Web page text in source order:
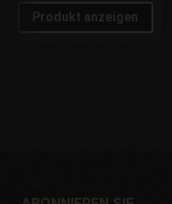
Produkt anzeigen